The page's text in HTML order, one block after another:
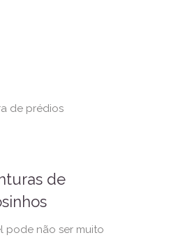
de
pode não ser muito